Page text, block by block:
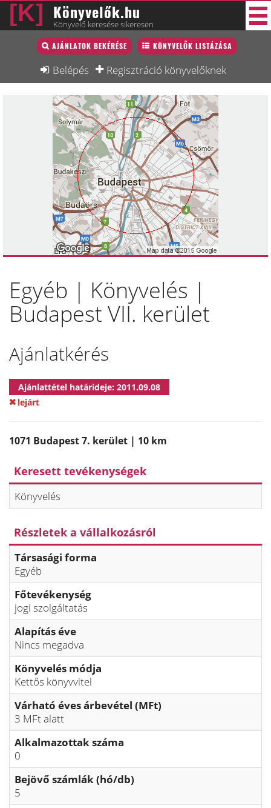
Könyvelők.hu
Könyvelő keresése sikeresen
AJÁNLATOK BEKÉRÉSE KÖNYVELŐK LISTÁZÁSA
Belépés Regisztráció könyvelőknek
Könyvelő lista
Könyvelési munkák
Képzésnaptár
Egyéb | Könyvelés |
Budapest VII. kerület
Ajánlatkérés
Ajánlattétel határideje: 2011.09.08
lejárt
1071 Budapest 7. kerület | 10 km
Keresett tevékenységek
Könyvelés
Részletek a vállalkozásról
Társasági forma
Egyéb
Főtevékenység
jogi szolgáltatás
Alapítás éve
Nincs megadva
Könyvelés módja
Kettős könyvvitel
Várható éves árbevétel (MFt)
3 MFt alatt
Alkalmazottak száma
0
Bejövő számlák (hó/db)
5